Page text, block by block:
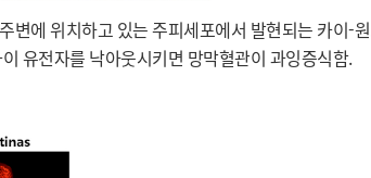
변에 위치하고 있는 주피세포에서 발현되는 카이-
유전자를 낙아웃시키면 망막혈관이 과잉증식함.